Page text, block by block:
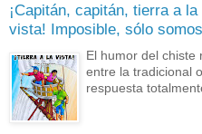
¡Capitán, capitán, tierra a la
vista! Imposible, sólo
El humor del chiste
entre la tradicional
respuesta